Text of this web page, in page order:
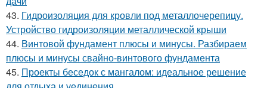
43. Гидроизоляция для кровли под металлочерепицу.
Устройство гидроизоляции металлической крыши
44. Винтовой фундамент плюсы и минусы. Разбираем
плюсы и минусы свайно-винтового фундамента
45. Проекты беседок с мангалом: идеальное решение